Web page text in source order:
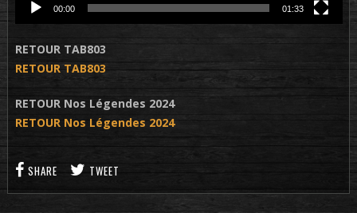
00:00 01:33
RETOUR TAB803
RETOUR TAB803
RETOUR Nos Légendes 2024
RETOUR Nos Légendes 2024
SHARE TWEET